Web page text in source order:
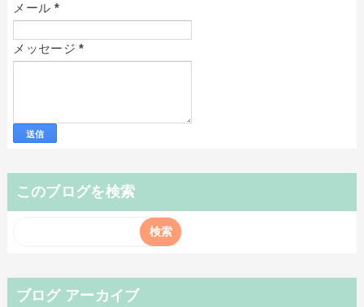
メール *
メッセージ*
このブログを検索
ブログ アーカイブ